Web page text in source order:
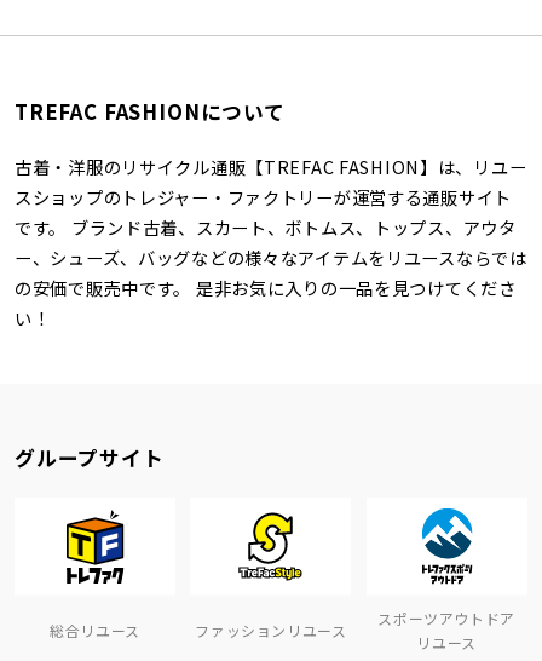
TREFAC FASHIONについて
古着・洋服のリサイクル通販【TREFAC FASHION】は、リユー
スショップのトレジャー・ファクトリーが運営する通販サイト
です。 ブランド古着、スカート、ボトムス、トップス、アウタ
ー、シューズ、バッグなどの様々なアイテムをリユースならでは
の安価で販売中です。 是非お気に入りの一品を見つけてくださ
い！
グループサイト
総合リユース ファッションリユース
スポーツアウトドア
リユース